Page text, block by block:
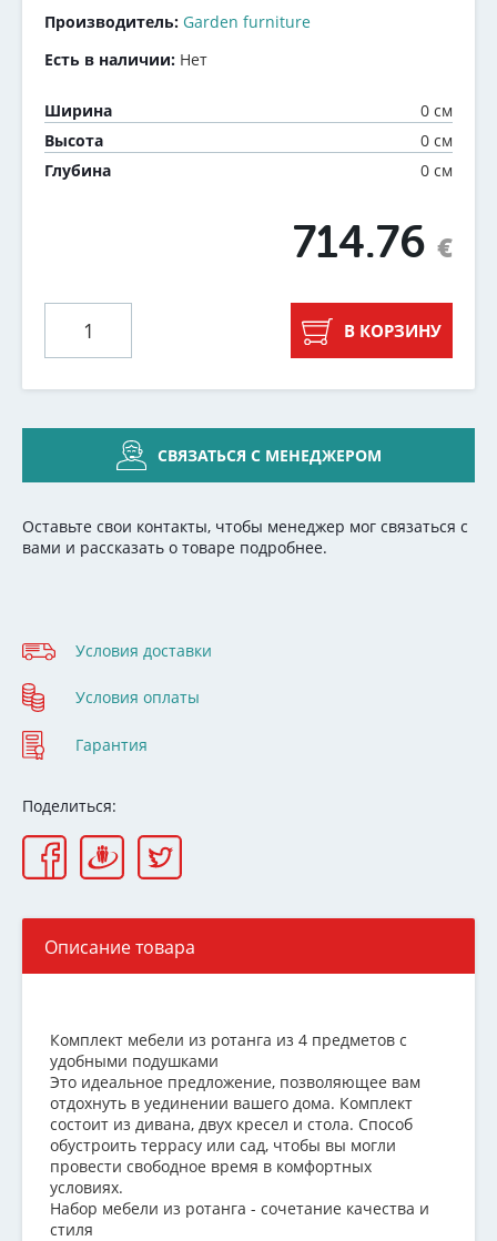
Производитель: Garden furniture
Есть в наличии: Нет
Ширина
0 см
Высота
0 см
Глубина
0 см
714.76 €
В КОРЗИНУ
СВЯЗАТЬСЯ С МЕНЕДЖЕРОМ
Оставьте свои контакты, чтобы менеджер мог связаться с
вами и рассказать о товаре подробнее.
Условия доставки
Условия оплаты
Гарантия
Поделиться:
Описание товара
Комплект мебели из ротанга из 4 предметов с
удобными подушками
Это идеальное предложение, позволяющее вам
отдохнуть в уединении вашего дома. Комплект
состоит из дивана, двух кресел и стола. Способ
обустроить террасу или сад, чтобы вы могли
провести свободное время в комфортных
условиях.
Набор мебели из ротанга - сочетание качества и
стиля